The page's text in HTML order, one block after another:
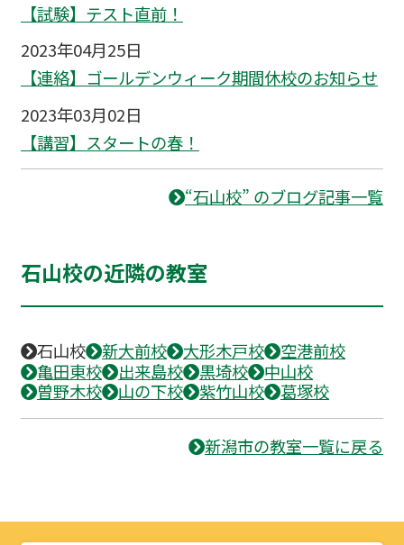
【試験】テスト直前！
2023年04月25日
【連絡】ゴールデンウィーク期間休校のお知らせ
2023年03月02日
【講習】スタートの春！
“石山校” のブログ記事一覧
石山校の近隣の教室
石山校 新大前校 大形木戸校
空港前校
亀田東校
出来島校 黒埼校
中山校
曽野木校
山の下校 紫竹山校 葛塚校
新潟市の教室一覧に戻る